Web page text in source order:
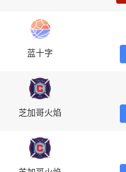
蓝十字
芝加哥火焰